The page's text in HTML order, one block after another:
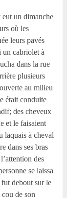
un dimanche
où les
leurs pavés
un cabriolet à
dans la rue
plusieurs
au milieu
était conduite
des cheveux
et le faisaient
laquais à cheval
dans ses bras
des
se laissa
debout sur le
de son